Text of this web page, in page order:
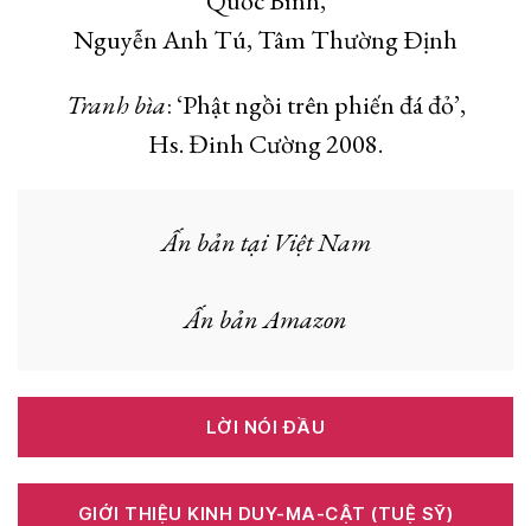
Nguyễn Anh Tú, Tâm Thường Ðịnh
Tranh bìa: ‘Phật ngồi trên phiến đá đỏ’,
Hs. Đinh Cường 2008.
Ấn bản tại Việt Nam
Ấn bản Amazon
LỜI NÓI ĐẦU
GIỚI THIỆU KINH DUY-MA-CẬT (TUỆ SỸ)